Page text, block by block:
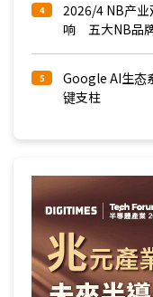
4
2026/4 NB产
响 五大NB品
5
Google AI生
键支柱